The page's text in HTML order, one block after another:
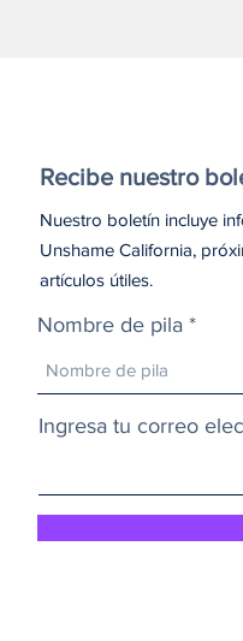
Recibe nuestro
Nuestro boletín incluye
Unshame California,
artículos útiles.
Nombre de pila
Ingresa tu correo